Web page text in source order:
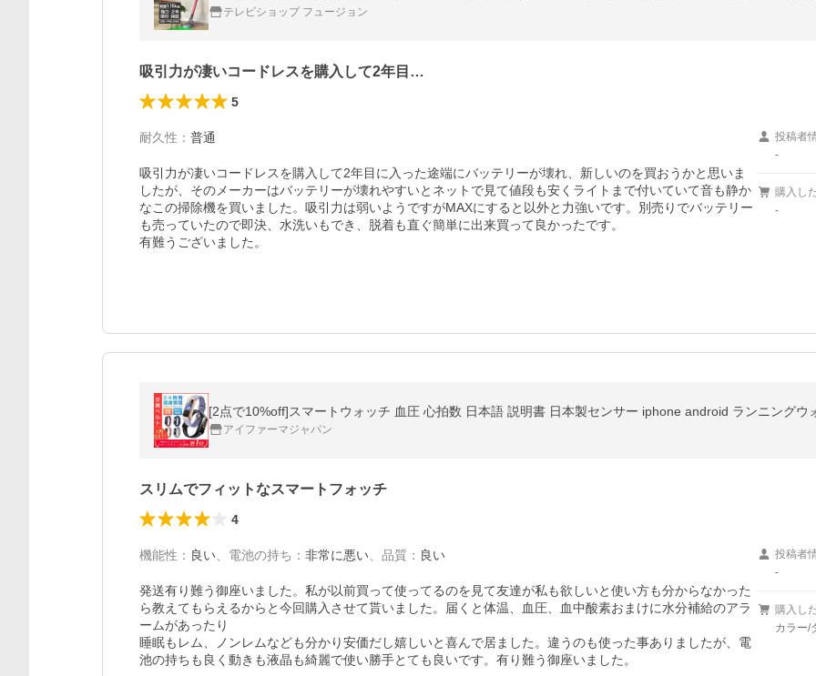
テレビショップ フュージョン
吸引力が凄いコードレスを購入して2年目…
5
耐久性 ： 普通
吸引力が凄いコードレスを購入して2年目に入った途端にバッテリーが壊れ、新しいのを買おうかと思いま
したが、そのメーカーはバッテリーが壊れやすいとネットで見て値段も安くライトまで付いていて音も静か
なこの掃除機を買いました。吸引力は弱いようですがMAXにすると以外と力強いです。別売りでバッテリー
も売っていたので即決、水洗いもでき、脱着も直ぐ簡単に出来買って良かったです。
有難うございました。
投稿者
-
購入し
-
アイファーマジャパン
スリムでフィットなスマートフォッチ
4
機能性 ： 良い 電池の持ち ： 非常に悪い 品質 ： 良い
発送有り難う御座いました。私が以前買って使ってるのを見て友達が私も欲しいと使い方も分からなかった
ら教えてもらえるからと今回購入させて貰いました。届くと体温、血圧、血中酸素おまけに水分補給のアラ
ームがあったり
睡眠もレム、ノンレムなども分かり安価だし嬉しいと喜んで居ました。違うのも使った事ありましたが、電
池の持ちも良く動きも液晶も綺麗で使い勝手とても良いです。有り難う御座いました。
投稿者
-
購入し
カラー/